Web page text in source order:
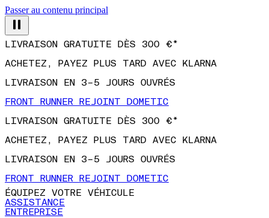
Passer au contenu principal
ACHETEZ, PAYEZ PLUS TARD AVEC KLARNA
LIVRAISON EN 3–5 JOURS OUVRÉS
FRONT RUNNER REJOINT DOMETIC
LIVRAISON GRATUITE DÈS 300 €*
ACHETEZ, PAYEZ PLUS TARD AVEC KLARNA
LIVRAISON EN 3–5 JOURS OUVRÉS
FRONT RUNNER REJOINT DOMETIC
ÉQUIPEZ VOTRE VÉHICULE
ASSISTANCE
ENTREPRISE